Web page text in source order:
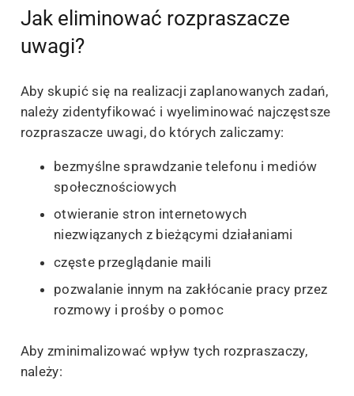
Jak eliminować rozpraszacze
uwagi?
Aby skupić się na realizacji zaplanowanych zadań,
należy zidentyfikować i wyeliminować najczęstsze
rozpraszacze uwagi, do których zaliczamy:
bezmyślne sprawdzanie telefonu i mediów
społecznościowych
otwieranie stron internetowych
niezwiązanych z bieżącymi działaniami
częste przeglądanie maili
pozwalanie innym na zakłócanie pracy przez
rozmowy i prośby o pomoc
Aby zminimalizować wpływ tych rozpraszaczy,
należy: